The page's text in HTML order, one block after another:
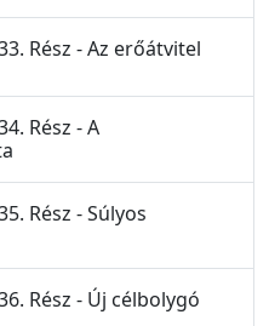
Rész - Az erőátvitel
Rész - A
Rész - Súlyos
Rész - Új célbolygó